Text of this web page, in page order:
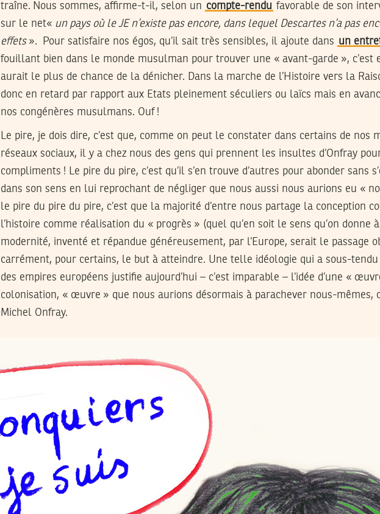
traîne. Nous sommes, affirme-t-il, selon un compte-rendu favorable de son
sur le net« un pays où le JE n’existe pas encore, dans lequel Descartes n’a pas
effets». Pour satisfaire nos égos, qu’il sait très sensibles, il ajoute dans un
fouillant bien dans le monde musulman pour trouver une « avant-garde », c’est
aurait le plus de chance de la dénicher. Dans la marche de l’Histoire vers la
donc en retard par rapport aux Etats pleinement séculiers ou laïcs mais en
nos congénères musulmans. Ouf !
Le pire, je dois dire, c’est que, comme on peut le constater dans certains de nos
réseaux sociaux, il y a chez nous des gens qui prennent les insultes d’Onfray
compliments ! Le pire du pire, c’est qu’il s’en trouve d’autres pour abonder sans
dans son sens en lui reprochant de négliger que nous aussi nous aurions eu «
le pire du pire du pire, c’est que la majorité d’entre nous partage la conception
l’histoire comme réalisation du « progrès » (quel qu’en soit le sens qu’on donne
modernité, inventé et répandue généreusement, par l’Europe, serait le passage
carrément, pour certains, le but à atteindre. Une telle idéologie qui a sous-
des empires européens justifie aujourd’hui – c’est imparable – l’idée d’une «
colonisation, « œuvre » que nous aurions désormais à parachever nous-mêmes,
Michel Onfray.